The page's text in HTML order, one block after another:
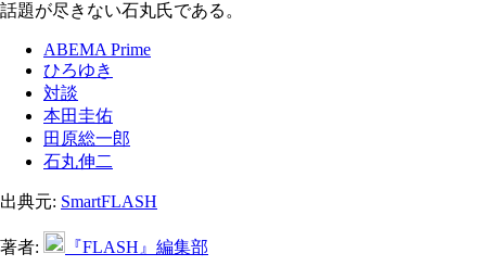
話題が尽きない石丸氏である。
ABEMA Prime
ひろゆき
対談
本田圭佑
田原総一郎
石丸伸二
出典元: SmartFLASH
著者: 『FLASH』編集部